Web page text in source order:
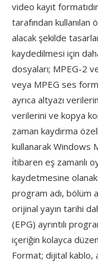
video kayıt
tarafından kullanılan
alacak şekilde
kaydedilmesi için
dosyaları; MPEG-2
veya MPEG ses
ayrıca altyazı
verilerini ve kopya
zaman kaydırma
kullanarak Windows
i̇tibaren eş zamanlı
kaydetmesine
program adı, bölüm
orijinal yayın tarihi
(EPG) ayrıntılı
içeriğin kolayca
Format; dijital kablo,